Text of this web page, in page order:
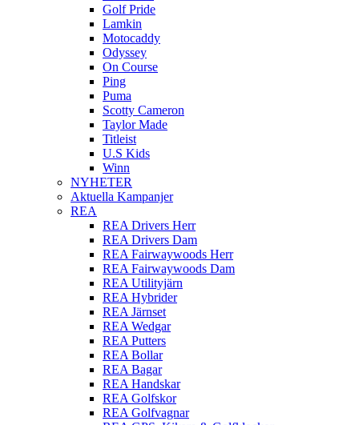
Golf Pride
Lamkin
Motocaddy
Odyssey
On Course
Ping
Puma
Scotty Cameron
Taylor Made
Titleist
U.S Kids
Winn
NYHETER
Aktuella Kampanjer
REA
REA Drivers Herr
REA Drivers Dam
REA Fairwaywoods Herr
REA Fairwaywoods Dam
REA Utilityjärn
REA Hybrider
REA Järnset
REA Wedgar
REA Putters
REA Bollar
REA Bagar
REA Handskar
REA Golfskor
REA Golfvagnar